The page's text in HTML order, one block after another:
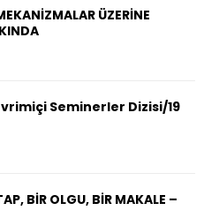
ÜZERİNE
Seminerler Dizisi/19
BİR OLGU, BİR MAKALE –